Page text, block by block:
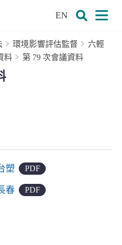
EN
環境影響評估監督
六輕
料 第 79 次會議資料
塑 PDF
春 PDF